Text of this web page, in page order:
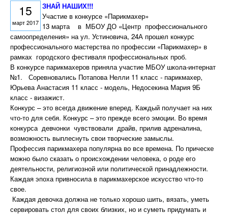
15
март 2017
ЗНАЙ НАШИХ!!!
Участие в конкурсе «Парикмахер»
13 марта в МБОУ ДО «Центр профессионального
самоопределения» на ул. Устиновича, 24А прошел конкурс
профессионального мастерства по профессии «Парикмахер» в
рамках городского фестиваля профессиональных проб.
В конкурсе парикмахеров приняла участие МБОУ школа-интернат
№1. Соревновались Потапова Нелли 11 класс - парикмахер,
Юрьева Анастасия 11 класс - модель, Недосекина Мария 9Б
класс - визажист.
Конкурс – это всегда движение вперед. Каждый получает на них
что-то для себя. Конкурс – это прежде всего эмоции. Во время
конкурса девчонки чувствовали драйв, прилив адреналина,
возможность выплеснуть свои творческие замыслы.
Профессия парикмахера популярна во все времена. По прическе
можно было сказать о происхождении человека, о роде его
деятельности, религиозной или политической принадлежности.
Каждая эпоха привносила в парикмахерское искусство что-то
свое.
Каждая девочка должна не только хорошо шить, вязать, уметь
сервировать стол для своих близких, но и суметь придумать и